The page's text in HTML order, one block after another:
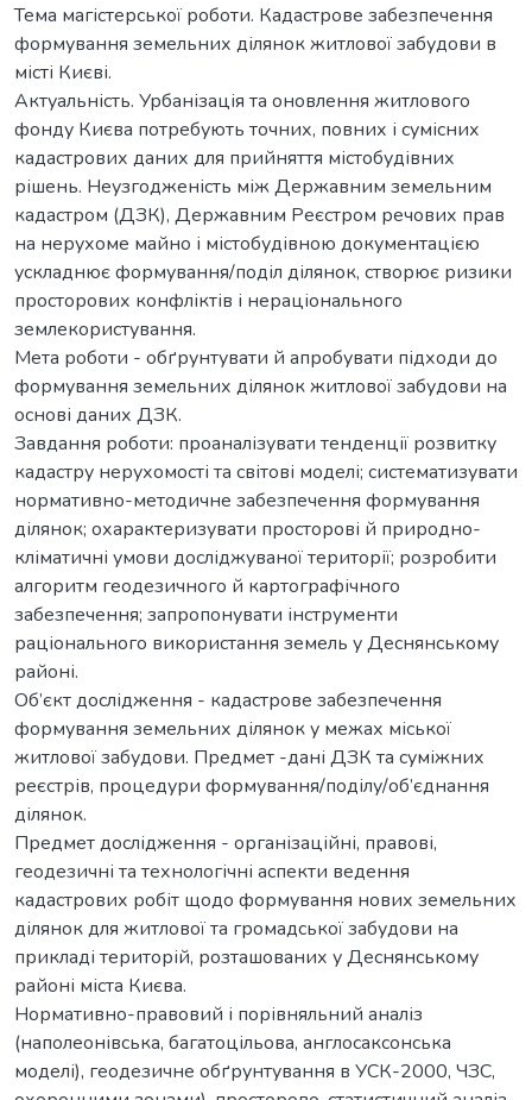
Тема магістерської роботи. Кадастрове забезпечення
формування земельних ділянок житлової забудови в
місті Києві.
Актуальність. Урбанізація та оновлення житлового
фонду Києва потребують точних, повних і сумісних
кадастрових даних для прийняття містобудівних
рішень. Неузгодженість між Державним земельним
кадастром (ДЗК), Державним Реєстром речових прав
на нерухоме майно і містобудівною документацією
ускладнює формування/поділ ділянок, створює ризики
просторових конфліктів і нераціонального
землекористування.
Мета роботи - обґрунтувати й апробувати підходи до
формування земельних ділянок житлової забудови на
основі даних ДЗК.
Завдання роботи: проаналізувати тенденції розвитку
кадастру нерухомості та світові моделі; систематизувати
нормативно-методичне забезпечення формування
ділянок; охарактеризувати просторові й природно-
кліматичні умови досліджуваної території; розробити
алгоритм геодезичного й картографічного
забезпечення; запропонувати інструменти
раціонального використання земель у Деснянському
районі.
Об’єкт дослідження - кадастрове забезпечення
формування земельних ділянок у межах міської
житлової забудови. Предмет -дані ДЗК та суміжних
реєстрів, процедури формування/поділу/об’єднання
ділянок.
Предмет дослідження - організаційні, правові,
геодезичні та технологічні аспекти ведення
кадастрових робіт щодо формування нових земельних
ділянок для житлової та громадської забудови на
прикладі територій, розташованих у Деснянському
районі міста Києва.
Нормативно-правовий і порівняльний аналіз
(наполеонівська, багатоцільова, англосаксонська
моделі), геодезичне обґрунтування в УСК-2000, ЧЗС,